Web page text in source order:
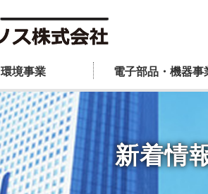
環境事業 電子部品・機器事
新着情